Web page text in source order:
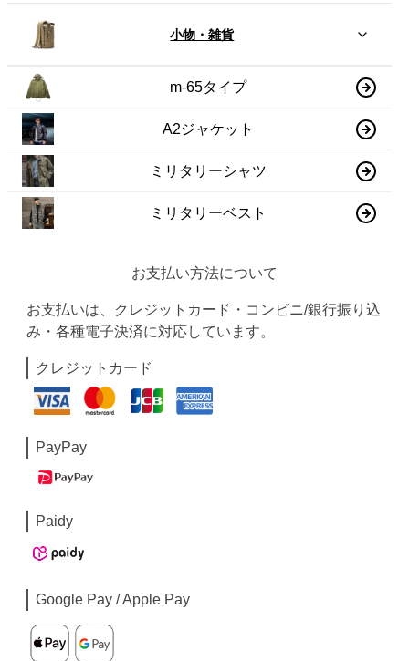
小物・雑貨
m-65タイプ
A2ジャケット
ミリタリーシャツ
ミリタリーベスト
お支払い方法について
お支払いは、クレジットカード・コンビニ/銀行振り込
み・各種電子決済に対応しています。
クレジットカード
PayPay
Paidy
Google Pay / Apple Pay